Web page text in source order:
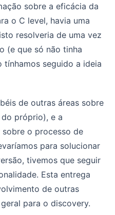
sobre a eficácia da
o C level, havia uma
resolveria de uma vez
(e que só não tinha
tínhamos seguido a ideia
de outras áreas sobre
próprio), e a
o processo de
para solucionar
tivemos que seguir
Esta entrega
de outras
para o discovery.